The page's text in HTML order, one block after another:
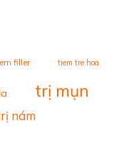
filler tiem tre hoa
trị mụn
nám